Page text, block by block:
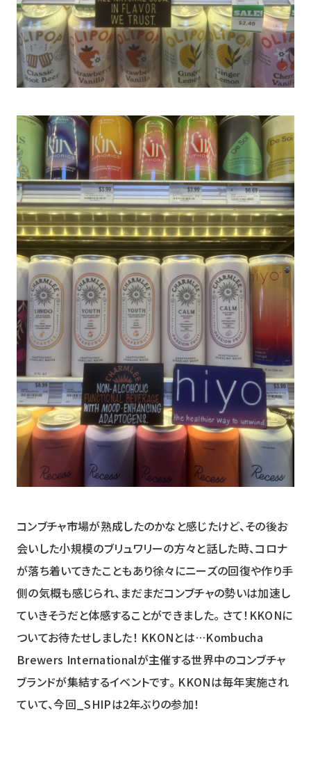
コンブチャ市場が熟成したのかなと感じたけど、その後お
会いした小規模のブリュワリーの方々と話した時、コロナ
が落ち着いてきたこともあり徐々にニーズの回復や作り手
側の気概も感じられ、まだまだコンブチャの勢いは加速し
ていきそうだと体感することができました。 さて！KKONに
ついてお待たせしました！ KKONとは…Kombucha
Brewers Internationalが主催する世界中のコンブチャ
ブランドが集結するイベントです。 KKONは毎年実施され
ていて、今回_SHIPは2年ぶりの参加！